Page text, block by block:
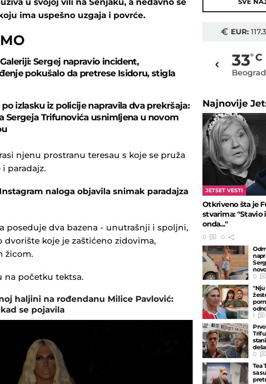
uživa u svojoj vili na Senjaku, a nedavno se
ima uspešno uzgaja i povrće.
Sergej napravio incident,
pokušalo da pretrese Isidoru, stigla
izlasku iz policije napravila dva prekršaja:
Sergeja Trifunovića usnimljena u novom
njenu prostranu teresau s koje se pruža
paradajz.
naloga objavila snimak paradajza
poseduje dva bazena - unutrašnji i spoljni,
dvorište koje je zaštićeno zidovima,
žicom.
na početku tektsa.
haljini na rođendanu Milice Pavlović:
se pojavila
EUR:
26 C
Priština
33o C
Beograd
Najnovije
JETSET VESTI
Otkriveno šta je
stvarima: "Stavio
onda..."
0
0
0
"Nju
1
0
Tea
sa